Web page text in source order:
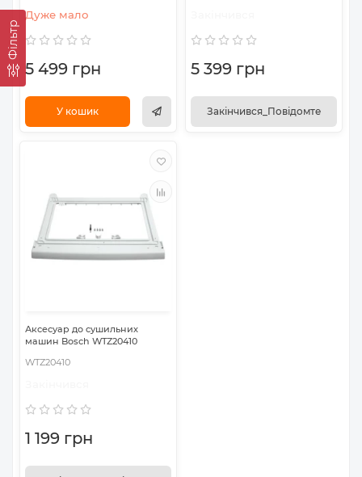
Фільтр
Дуже мало
5 499 грн
У кошик
5 399 грн
Закінчився_Повідомте
Аксесуар до сушильних
машин Bosch WTZ20410
WTZ20410
1 199 грн